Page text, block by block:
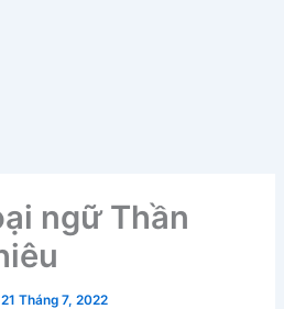
ngữ Thần
21 Tháng 7, 2022